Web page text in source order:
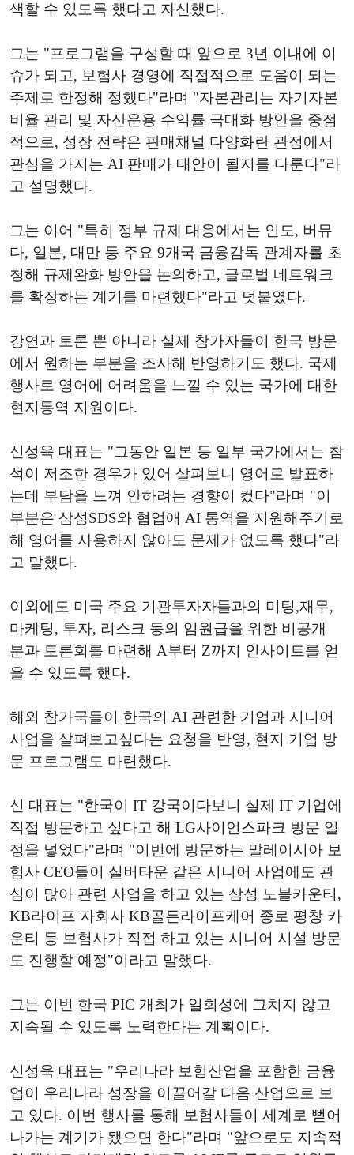
색할 수 있도록 했다고 자신했다.
그는 " 프로그램을 구성할 때 앞으로 3년 이내에 이
슈가 되고, 보험사 경영에 직접적으로 도움이 되는
주제로 한정해 정했다"라며 "자본관리는 자기자본
비율 관리 및 자산운용 수익률 극대화 방안을 중점
적으로, 성장 전략은 판매채널 다양화란 관점에서
관심을 가지는 AI 판매가 대안이 될지를 다룬다"라
고 설명했다.
그는 이어 "특히 정부 규제 대응에서는 인도, 버뮤
다, 일본, 대만 등 주요 9개국 금융감독 관계자를 초
청해 규제완화 방안을 논의하고, 글로벌 네트워크
를 확장하는 계기를 마련했다"라고 덧붙였다.
강연과 토론 뿐 아니라 실제 참가자들이 한국 방문
에서 원하는 부분을 조사해 반영하기도 했다. 국제
행사로 영어에 어려움을 느낄 수 있는 국가에 대한
현지통역 지원이다.
신성욱 대표는 "그동안 일본 등 일부 국가에서는 참
석이 저조한 경우가 있어 살펴보니 영어로 발표하
는데 부담을 느껴 안하려는 경향이 컸다"라며 "이
부분은 삼성SDS와 협업애 AI 통역을 지원해주기로
해 영어를 사용하지 않아도 문제가 없도록 했다"라
고 말했다.
이외에도 미국 주요 기관투자자들과의 미팅,재무,
마케팅, 투자, 리스크 등의 임원급을 위한 비공개
분과 토론회를 마련해 A부터 Z까지 인사이트를 얻
을 수 있도록 했다.
해외 참가국들이 한국의 AI 관련한 기업과 시니어
사업을 살펴보고싶다는 요청을 반영, 현지 기업 방
문 프로그램도 마련했다.
신 대표는 "한국이 IT 강국이다보니 실제 IT 기업에
직접 방문하고 싶다고 해 LG사이언스파크 방문 일
정을 넣었다"라며 "이번에 방문하는 말레이시아 보
험사 CEO들이 실버타운 같은 시니어 사업에도 관
심이 많아 관련 사업을 하고 있는 삼성 노블카운티,
KB라이프 자회사 KB골든라이프케어 종로 평창 카
운티 등 보험사가 직접 하고 있는 시니어 시설 방문
도 진행할 예정"이라고 말했다.
그는 이번 한국 PIC 개최가 일회성에 그치지 않고
지속될 수 있도록 노력한다는 계획이다.
신성욱 대표는 "우리나라 보험산업을 포함한 금융
업이 우리나라 성장을 이끌어갈 다음 산업으로 보
고 있다. 이번 행사를 통해 보험사들이 세계로 뻗어
나가는 계기가 됐으면 한다"라며 "앞으로도 지속적